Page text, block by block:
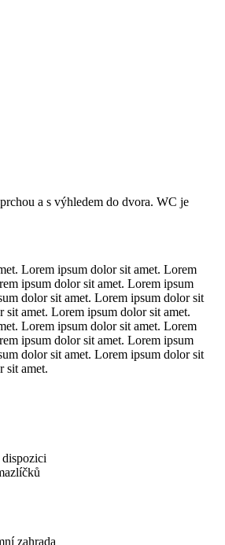
a s výhledem do dvora. WC je
Lorem ipsum dolor sit amet. Lorem
ipsum dolor sit amet. Lorem ipsum
dolor sit amet. Lorem ipsum dolor sit
sit amet. Lorem ipsum dolor sit amet.
Lorem ipsum dolor sit amet. Lorem
ipsum dolor sit amet. Lorem ipsum
dolor sit amet. Lorem ipsum dolor sit
sit amet.
zahrada